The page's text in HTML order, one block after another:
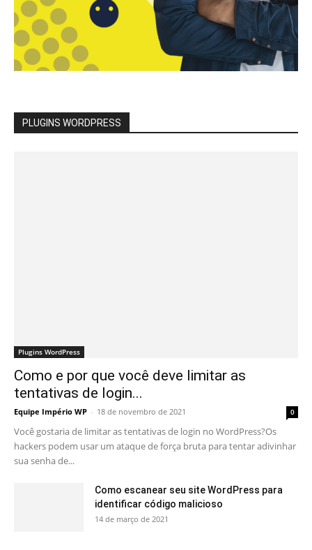
PLUGINS WORDPRESS
Plugins WordPress
Como e por que você deve limitar as
tentativas de login...
Equipe Império WP - 18 de novembro de 2021 0
Você gostaria de limitar as tentativas de login no WordPress?Os
hackers podem usar um ataque de força bruta para tentar adivinhar
sua senha de...
Como escanear seu site WordPress para
identificar código malicioso
14 de março de 2021